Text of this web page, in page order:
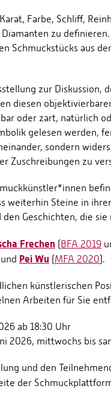
Farbe, Schliff,
zu
Schmuckstücks aus
zur Diskussion,
diesen
oder zart, natürlich
gelesen werden,
sondern
Zuschreibungen zu
weiterhin Steine in
Geschichten, die
Frechen (BFA 2019
Pei Wu (MFA 2020).
künstlerischen
Arbeiten für Sie
ab 18:30 Uhr
2026, mittwochs bis
und den
der